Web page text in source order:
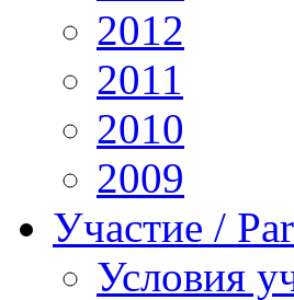
2012
2011
2010
2009
Участие /
Условия